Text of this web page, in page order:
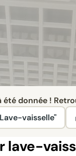
donnée !
vaisselle"
lave-